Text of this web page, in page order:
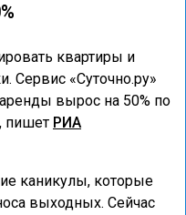
квартиры и
Сервис «Суточно.ру»
вырос на 50% по
пишет РИА
каникулы, которые
выходных. Сейчас